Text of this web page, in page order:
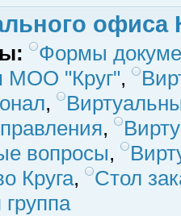
офиса
Формы
МОО "Круг",
,
,
вопросы,
Круга,
Стол